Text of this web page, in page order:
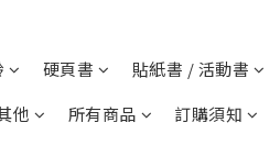
硬頁書 貼紙書 / 活動書
他 所有商品 訂購須知